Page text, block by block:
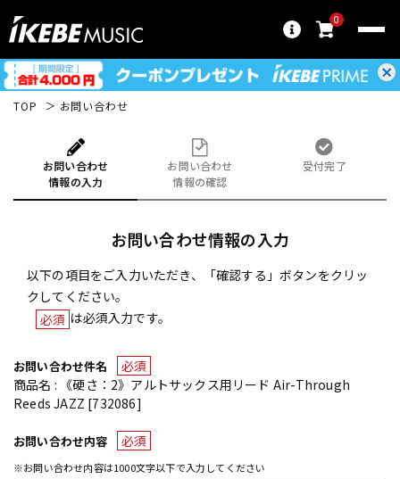
0
TOP お問い合わせ
お問い合わせ
情報の入力
お問い合わせ
情報の確認
受付完了
お問い合わせ情報の入力
以下の項目をご入力いただき、「確認する」ボタンをクリッ
クしてください。
必須 は必須入力です。
お問い合わせ件名
必須
商品名 : 《硬さ：2》アルトサックス用リード Air-Through
Reeds JAZZ [732086]
お問い合わせ内容 必須
※お問い合わせ内容は1000文字以下で入力してください